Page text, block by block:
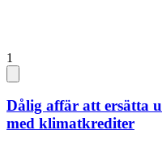
1
Dålig affär att ersätta
med klimatkrediter